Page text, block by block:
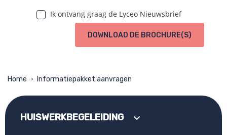
Ik ontvang graag de Lyceo Nieuwsbrief
DOWNLOAD DE BROCHURE(S)
Home > Informatiepakket aanvragen
HUISWERKBEGELEIDING